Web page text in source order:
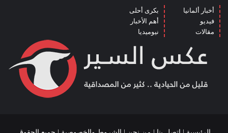
أخبار ألمانيا
فيديو
مقالات
بكرى أحلى
أهم الأخبار
نيوميديا